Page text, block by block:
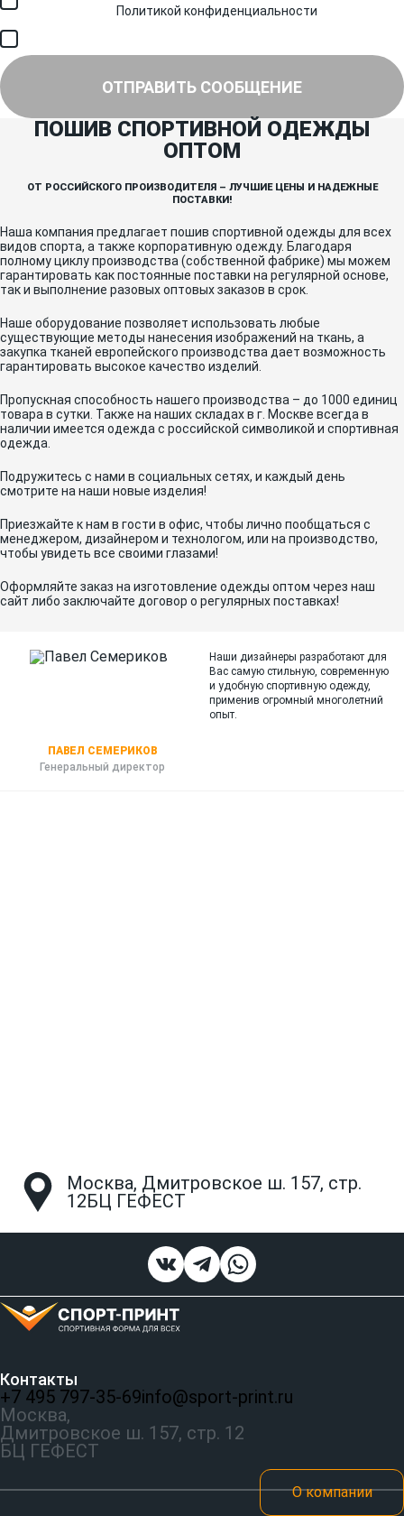
Политикой конфиденциальности
ОТПРАВИТЬ СООБЩЕНИЕ
ПОШИВ СПОРТИВНОЙ ОДЕЖДЫ
ОПТОМ
ОТ РОССИЙСКОГО ПРОИЗВОДИТЕЛЯ – ЛУЧШИЕ ЦЕНЫ И НАДЕЖНЫЕ
ПОСТАВКИ!
Наша компания предлагает пошив спортивной одежды для всех
видов спорта, а также корпоративную одежду. Благодаря
полному циклу производства (собственной фабрике) мы можем
гарантировать как постоянные поставки на регулярной основе,
так и выполнение разовых оптовых заказов в срок.
Наше оборудование позволяет использовать любые
существующие методы нанесения изображений на ткань, а
закупка тканей европейского производства дает возможность
гарантировать высокое качество изделий.
Пропускная способность нашего производства – до 1000 единиц
товара в сутки. Также на наших складах в г. Москве всегда в
наличии имеется одежда с российской символикой и спортивная
одежда.
Подружитесь с нами в социальных сетях, и каждый день
смотрите на наши новые изделия!
Приезжайте к нам в гости в офис, чтобы лично пообщаться с
менеджером, дизайнером и технологом, или на производство,
чтобы увидеть все своими глазами!
Оформляйте заказ на изготовление одежды оптом через наш
сайт либо заключайте договор о регулярных поставках!
ПАВЕЛ СЕМЕРИКОВ
Генеральный директор
Наши дизайнеры разработают для
Вас самую стильную, современную
и удобную спортивную одежду,
применив огромный многолетний
опыт.
Москва, Дмитровское ш. 157, стр.
12БЦ ГЕФЕСТ
Контакты
+7 495 797‑35-69info@sport-print.ru
Москва,
Дмитровское ш. 157, стр. 12
БЦ ГЕФЕСТ
О компании